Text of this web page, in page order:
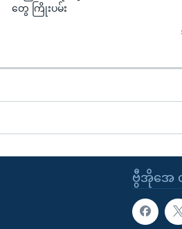
တွေ ကြိုးပမ်း
ဗွီအိုအေ